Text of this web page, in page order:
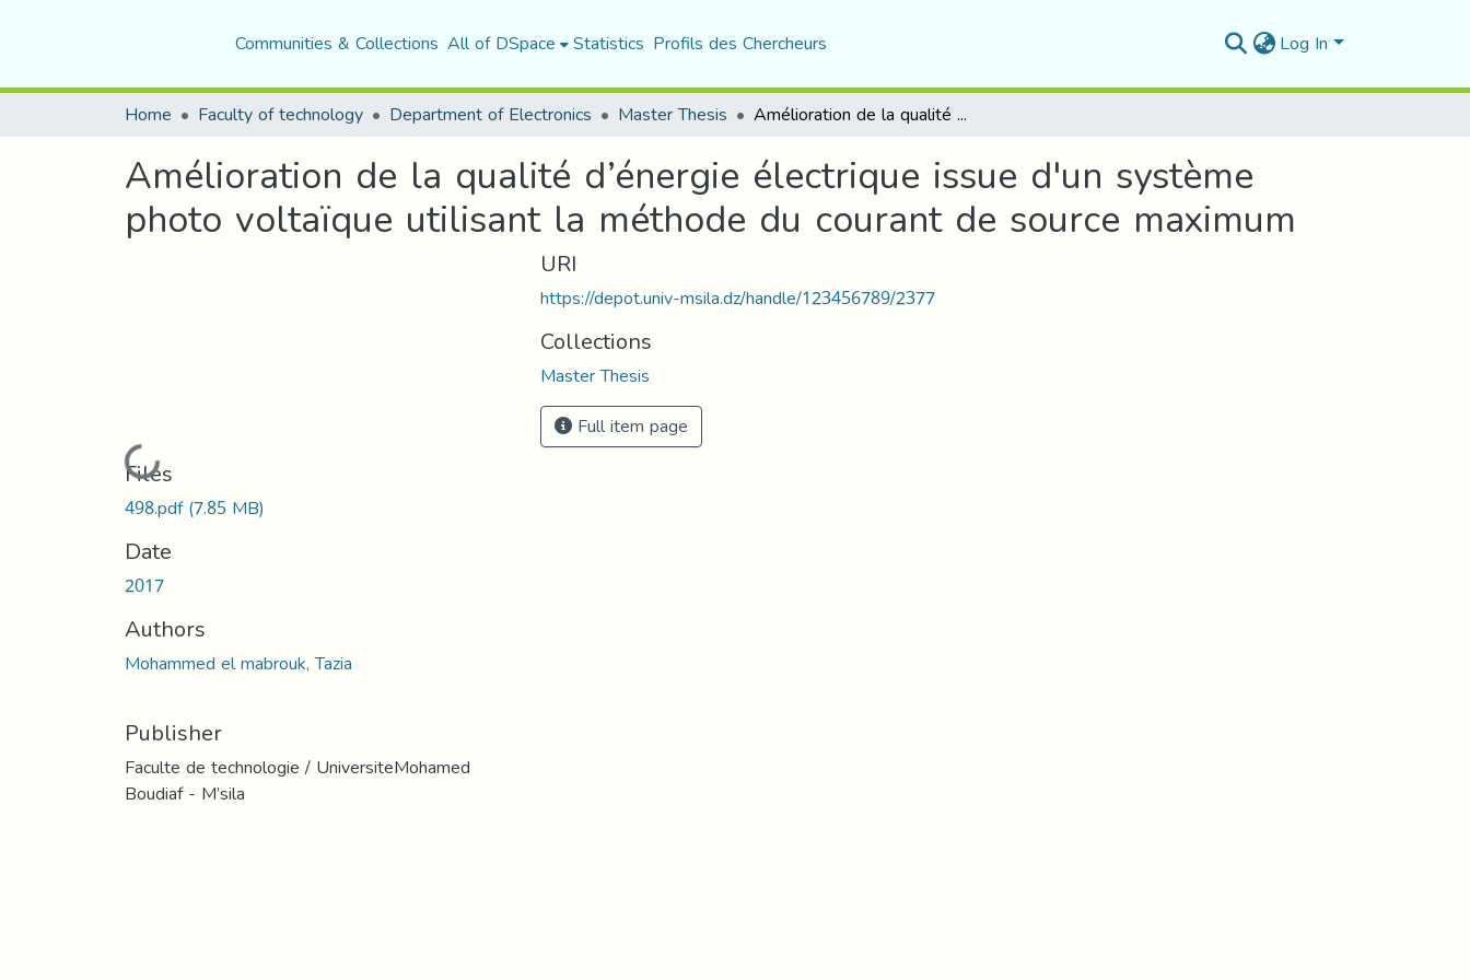
Communities & Collections All of DSpace Statistics Profils des Chercheurs Log In
Home Faculty of technology Department of Electronics Master Thesis Amélioration de la qualité d’énergie électrique issue d'un système photo voltaïque utilisant la méthode du courant de source maximum
Amélioration de la qualité d’énergie électrique issue d'un système
photo voltaïque utilisant la méthode du courant de source maximum
Loading...
Files
498.pdf(7.85 MB)
Date
2017
Authors
Mohammed el mabrouk, Tazia
Publisher
Faculte de technologie / UniversiteMohamed
Boudiaf - M’sila
URI
https://depot.univ-msila.dz/handle/123456789/2377
Collections
Master Thesis
Full item page